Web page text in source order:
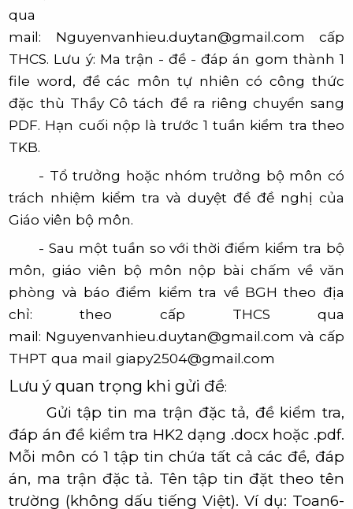
qua
mail: Nguyenvanhieu.duytan@gmail.com cấp
THCS. Lưu ý: Ma trận - đề - đáp án gom thành 1
file word, đề các môn tự nhiên có công thức
đặc thù Thầy Cô tách đề ra riêng chuyển sang
PDF. Hạn cuối nộp là trước 1 tuần kiểm tra theo
TKB.
- Tổ trưởng hoặc nhóm trưởng bộ môn có
trách nhiệm kiểm tra và duyệt đề đề nghị của
Giáo viên bộ môn.
- Sau một tuần so với thời điểm kiểm tra bộ
môn, giáo viên bộ môn nộp bài chấm về văn
phòng và báo điểm kiểm tra về BGH theo địa
chỉ: theo cấp THCS qua
mail: Nguyenvanhieu.duytan@gmail.com và cấp
THPT qua mailgiapy2504@gmail.com
Lưu ý quan trọng khi gửi đề:
Gửi tập tin ma trận đặc tả, đề kiểm tra,
đáp án đề kiểm tra HK2dạng .docx hoặc .pdf.
Mỗi môn có1 tập tin chứa tất cả các đề, đáp
án, ma trận đặc tả. Tên tập tin đặt theo tên
trường (không dấu tiếng Việt). Ví dụ: Toan6-